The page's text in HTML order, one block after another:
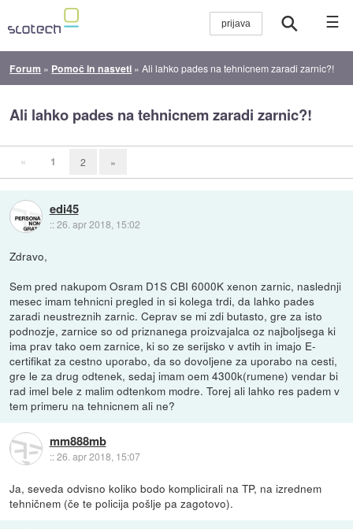
☰
Forum » Pomoč in nasveti »Ali lahko pades na tehnicnem zaradi zarnic?!
Ali lahko pades na tehnicnem zaradi zarnic?!
« 1 2 »
edi45
::26. apr 2018, 15:02
Zdravo,
Sem pred nakupom Osram D1S CBI 6000K xenon zarnic, naslednji
mesec imam tehnicni pregled in si kolega trdi, da lahko pades
zaradi neustreznih zarnic. Ceprav se mi zdi butasto, gre za isto
podnozje, zarnice so od priznanega proizvajalca oz najboljsega ki
ima prav tako oem zarnice, ki so ze serijsko v avtih in imajo E-
certifikat za cestno uporabo, da so dovoljene za uporabo na cesti,
gre le za drug odtenek, sedaj imam oem 4300k(rumene) vendar bi
rad imel bele z malim odtenkom modre. Torej ali lahko res padem v
tem primeru na tehnicnem ali ne?
mm888mb
::26. apr 2018, 15:07
Ja, seveda odvisno koliko bodo komplicirali na TP, na izrednem
tehničnem (če te policija pošlje pa zagotovo).